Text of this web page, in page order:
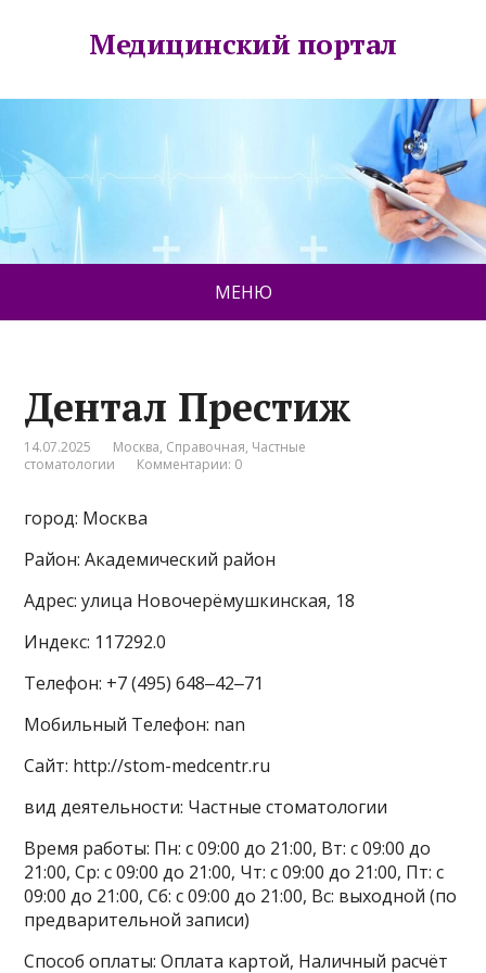
Медицинский портал
МЕНЮ
Дентал Престиж
14.07.2025 Москва, Справочная, Частные
стоматологии
Комментарии: 0
город: Москва
Район: Академический район
Адрес: улица Новочерёмушкинская, 18
Индекс: 117292.0
Телефон: +7 (495) 648‒42‒71
Мобильный Телефон: nan
Сайт: http://stom-medcentr.ru
вид деятельности: Частные стоматологии
Время работы: Пн: с 09:00 до 21:00, Вт: с 09:00 до
21:00, Ср: с 09:00 до 21:00, Чт: с 09:00 до 21:00, Пт: с
09:00 до 21:00, Сб: с 09:00 до 21:00, Вс: выходной (по
предварительной записи)
Способ оплаты: Оплата картой, Наличный расчёт